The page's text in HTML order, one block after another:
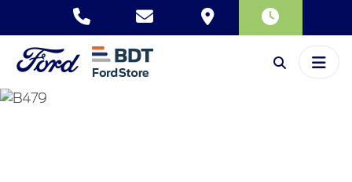
FIESTA